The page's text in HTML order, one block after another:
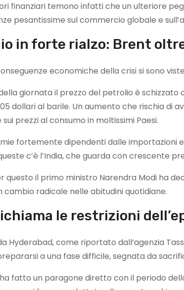
finanziari temono infatti che un ulteriore
pesantissime sul commercio globale e
in forte rialzo: Brent
economiche della crisi si sono
giornata il prezzo del petrolio è schizzato
dollari al barile. Un aumento che rischia di
prezzi al consumo in moltissimi Paesi.
fortemente dipendenti dalle importazioni
c’è l’India, che guarda con crescente
questo il primo ministro Narendra Modi ha
cambio radicale nelle abitudini quotidiane.
le restrizioni
Hyderabad, come riportato dall’agenzia
a una fase difficile, segnata da
fatto un paragone diretto con il periodo